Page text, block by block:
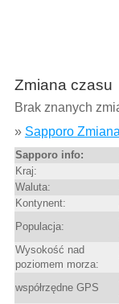
Zmiana czasu
Brak znanych
» Sapporo
Sapporo info:
Kraj:
Waluta:
Kontynent:
Populacja:
Wysokość nad
poziomem morza:
współrzędne GPS